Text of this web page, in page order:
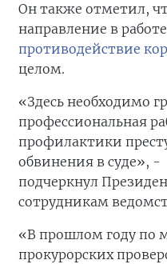
Он также отметил,
направление в
противодействие
целом.
«Здесь необходимо
профессиональная
профилактики
обвинения в суде», -
подчеркнул
сотрудникам
«В прошлом году по
прокурорских